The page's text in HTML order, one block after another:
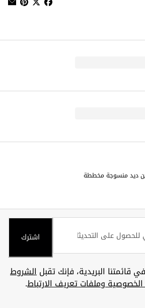
ديد منسوجة مخططة
اشترك
قائمتنا البريدية، فإنك تقبلالشروط
وملفات تعريف الارتباط.